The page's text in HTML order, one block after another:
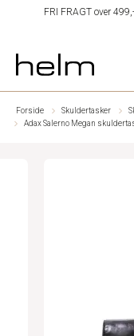
FRI FRAGT over 499,-
Forside Skuldertasker
Adax Salerno Megan